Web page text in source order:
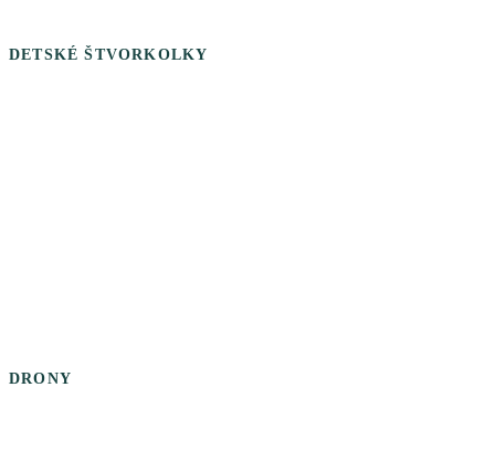
DETSKÉ ŠTVORKOLKY
DRONY